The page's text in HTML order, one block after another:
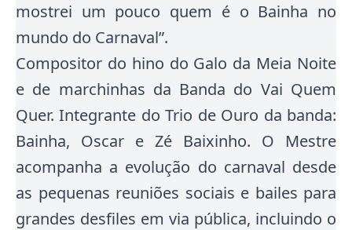
mostrei um pouco quem é o Bainha no
mundo do Carnaval”.
Compositor do hino do Galo da Meia Noite
e de marchinhas da Banda do Vai Quem
Quer. Integrante do Trio de Ouro da banda:
Bainha, Oscar e Zé Baixinho. O Mestre
acompanha a evolução do carnaval desde
as pequenas reuniões sociais e bailes para
grandes desfiles em via pública, incluindo o